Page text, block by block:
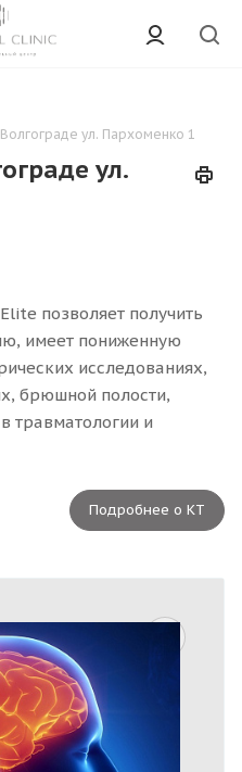
ул. Пархоменко 1
ул.
позволяет получить
имеет пониженную
исследованиях,
брюшной полости,
травматологии и
Подробнее о КТ